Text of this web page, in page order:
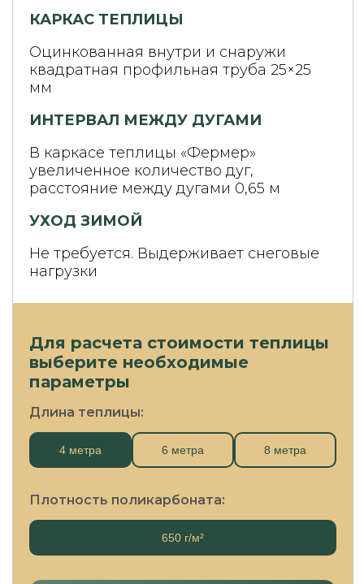
КАРКАС ТЕПЛИЦЫ
Оцинкованная внутри и снаружи
квадратная профильная труба 25×25
мм
ИНТЕРВАЛ МЕЖДУ ДУГАМИ
В каркасе теплицы «Фермер»
увеличенное количество дуг,
расстояние между дугами 0,65 м
УХОД ЗИМОЙ
Не требуется. Выдерживает снеговые
нагрузки
Для расчета стоимости теплицы
выберите необходимые
параметры
Длина теплицы:
4 метра 6 метра 8 метра
Плотность поликарбоната:
650 г/м²